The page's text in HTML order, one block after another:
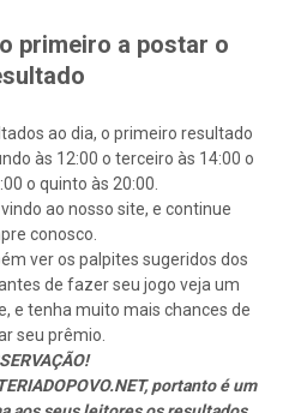
primeiro a postar o
ao dia, o primeiro resultado
às 12:00 o terceiro às 14:00 o
o quinto às 20:00.
ao nosso site, e continue
conosco.
ver os palpites sugeridos dos
de fazer seu jogo veja um
e tenha muito mais chances de
seu prêmio.
portanto é um